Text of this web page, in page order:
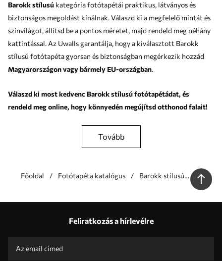
Barokk stílusú kategória fotótapétái praktikus, látványos és
biztonságos megoldást kínálnak. Válaszd ki a megfelelő mintát és
színvilágot, állítsd be a pontos méretet, majd rendeld meg néhány
kattintással. Az Uwalls garantálja, hogy a kiválasztott Barokk
stílusú fotótapéta gyorsan és biztonságban megérkezik hozzád
Magyarországon vagy bármely EU-országban.
Válaszd ki most kedvenc Barokk stílusú fotótapétádat, és
rendeld meg online, hogy könnyedén megújítsd otthonod falait!
tovább
Főoldal Fotótapéta katalógus
Barokk stílusú
Gyártás egyedi méretek szerint
Promo kódok kedvezményekkel rendelni!
Feliratkozás a hírlevélre